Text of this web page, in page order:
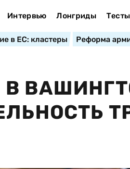
Интервью Лонгриды Тесты
в ЕС: кластеры Реформа